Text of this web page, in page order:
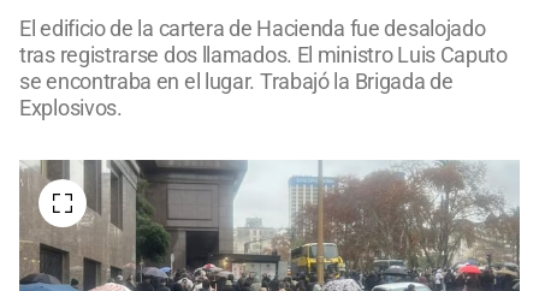
El edificio de la cartera de Hacienda fue desalojado
tras registrarse dos llamados. El ministro Luis Caputo
se encontraba en el lugar. Trabajó la Brigada de
Explosivos.